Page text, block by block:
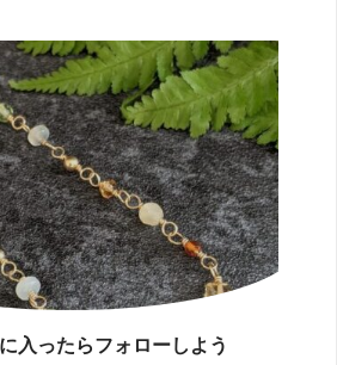
入ったらフォローしよう